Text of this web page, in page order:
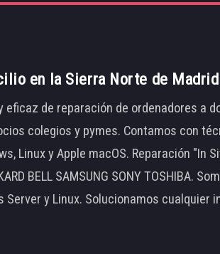
en la Sierra Norte de Madrid
de reparación de ordenadores a
colegios y pymes. Contamos con
Linux y Apple macOS. Reparación "In
BELL SAMSUNG SONY
y Linux. Solucionamos